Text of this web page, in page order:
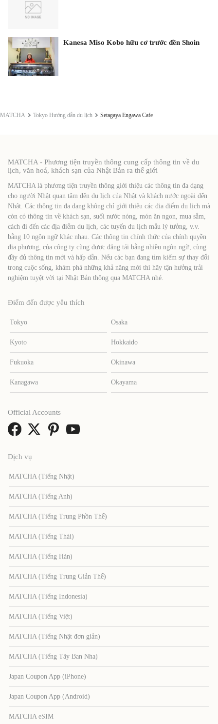
Kanesa Miso Kobo hữu cơ trước đền Shoin
MATCHA Tokyo Hướng dẫn du lịch Setagaya Engawa Cafe
MATCHA - Phương tiện truyền thông cung cấp thông tin về du
lịch, văn hoá, khách sạn của Nhật Bản ra thế giới
MATCHA là phương tiện truyền thông giới thiệu các thông tin đa dạng
cho người Nhật quan tâm đến du lịch của Nhật và khách nước ngoài đến
Nhật. Các thông tin đa dạng không chỉ giới thiệu các địa điểm du lịch mà
còn có thông tin về khách sạn, suối nước nóng, món ăn ngon, mua sắm,
cách đi đến các địa điểm du lịch, các tuyến du lịch mẫu lý tưởng, v.v.
bằng 10 ngôn ngữ khác nhau. Các thông tin chính thức của chính quyền
địa phương, của công ty cũng được đăng tải bằng nhiều ngôn ngữ, cùng
đầy đủ thông tin mới và hấp dẫn. Nếu các bạn đang tìm kiếm sự thay đổi
trong cuộc sống, khám phá những khả năng mới thì hãy tận hưởng trải
nghiệm tuyệt vời tại Nhật Bản thông qua MATCHA nhé.
Điểm đến được yêu thích
Tokyo Osaka
Kyoto Hokkaido
Fukuoka Okinawa
Kanagawa Okayama
Dịch vụ
MATCHA (Tiếng Nhật)
MATCHA (Tiếng Anh)
MATCHA (Tiếng Trung Phồn Thể)
MATCHA (Tiếng Thái)
MATCHA (Tiếng Hàn)
MATCHA (Tiếng Trung Giản Thể)
MATCHA (Tiếng Indonesia)
MATCHA (Tiếng Việt)
MATCHA (Tiếng Nhật đơn giản)
MATCHA (Tiếng Tây Ban Nha)
Japan Coupon App (iPhone)
Japan Coupon App (Android)
MATCHA eSIM
Official Accounts